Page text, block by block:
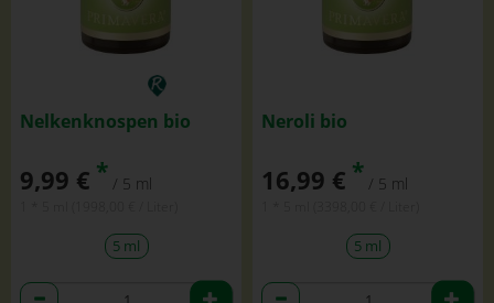
Nelkenknospen bio
9,99 € * / 5 ml
5 ml
Anzahl
Neroli bio
16,99 € * / 5 ml
5 ml
Anzahl